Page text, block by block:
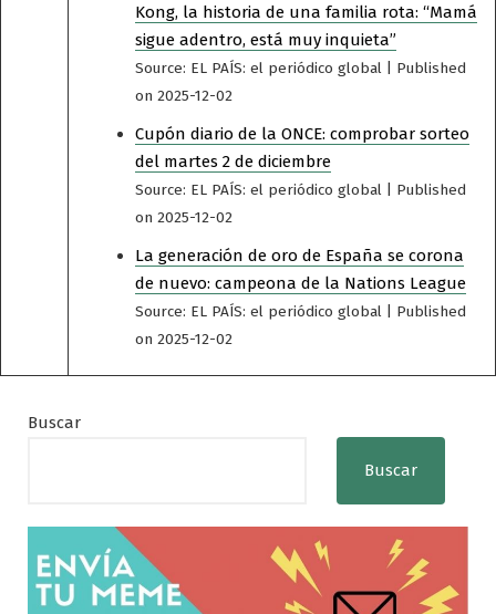
Kong, la historia de una familia rota: “Mamá
sigue adentro, está muy inquieta”
Source: EL PAÍS: el periódico global
Published
on 2025-12-02
Cupón diario de la ONCE: comprobar sorteo
del martes 2 de diciembre
Source: EL PAÍS: el periódico global
Published
on 2025-12-02
La generación de oro de España se corona
de nuevo: campeona de la Nations League
Source: EL PAÍS: el periódico global
Published
on 2025-12-02
Buscar
Buscar